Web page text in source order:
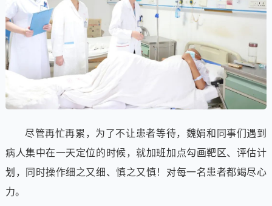
尽管再忙再累，为了不让患者等待，魏娟和同事们遇到
病人集中在一天定位的时候，就加班加点勾画靶区、评估计
划，同时操作细之又细、慎之又慎！对每一名患者都竭尽心
力。